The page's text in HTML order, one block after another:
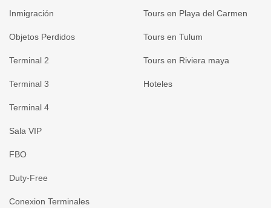
Inmigración
Objetos Perdidos
Terminal 2
Terminal 3
Terminal 4
Sala VIP
FBO
Duty-Free
Conexion Terminales
Tours en Playa del Carmen
Tours en Tulum
Tours en Riviera maya
Hoteles